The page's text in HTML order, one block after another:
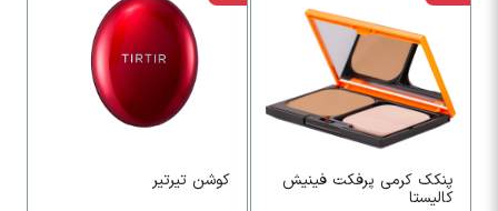
پنکک کرمی پرفکت فینیش
کالیستا
کوشن تیرتیر